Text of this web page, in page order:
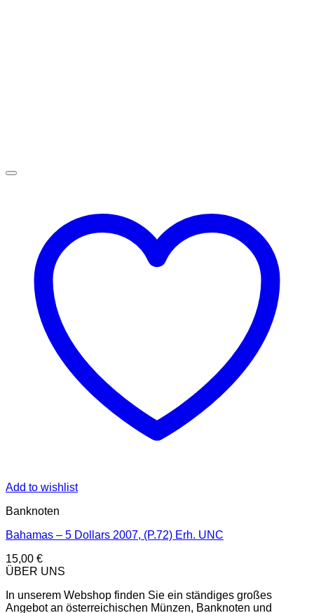
Add to wishlist
Banknoten
Bahamas – 5 Dollars 2007, (P.72) Erh. UNC
15,00 €
ÜBER UNS
In unserem Webshop finden Sie ein ständiges großes
Angebot an österreichischen Münzen, Banknoten und